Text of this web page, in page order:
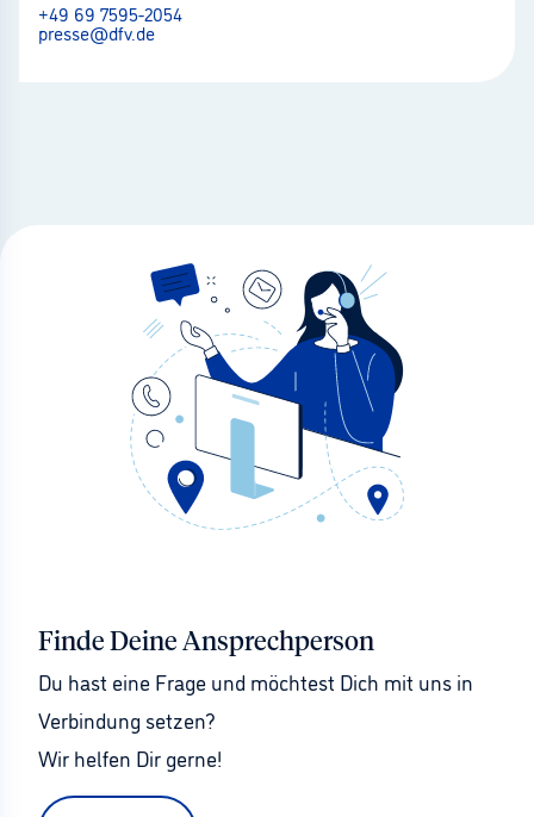
+49 69 7595-2054
presse@dfv.de
Finde Deine Ansprechperson
Du hast eine Frage und möchtest Dich mit uns in
Verbindung setzen?
Wir helfen Dir gerne!